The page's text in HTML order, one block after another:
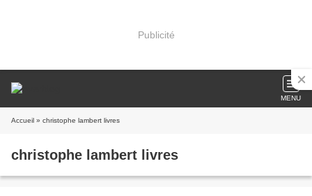
Publicité
MENU
Accueil » christophe lambert livres
christophe lambert livres